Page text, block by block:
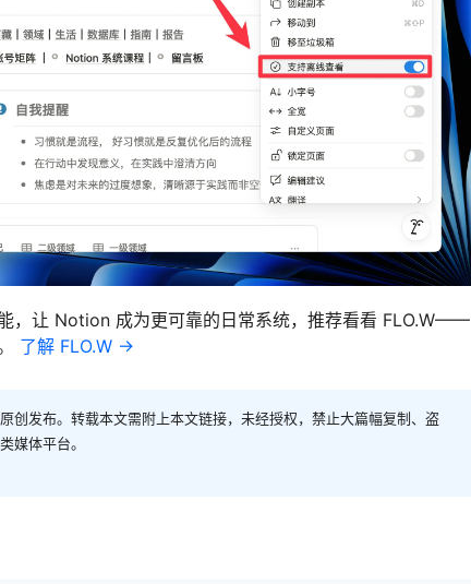
，让 Notion 成为更可靠的日常系统，推荐看看 FLO.W——
了解 FLO.W →
创发布。转载本文需附上本文链接，未经授权，禁止大篇幅复制、盗
媒体平台。